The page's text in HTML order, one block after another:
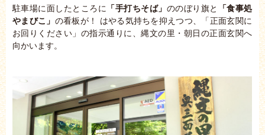
駐車場に面したところに 「手打ちそば」 ののぼり旗と
「食事処
やまびこ」 の看板が！ はやる気持ちを抑えつつ、「正面玄関に
お回りください」の指示通りに、縄文の里・朝日の正面玄関へ
向かいます。